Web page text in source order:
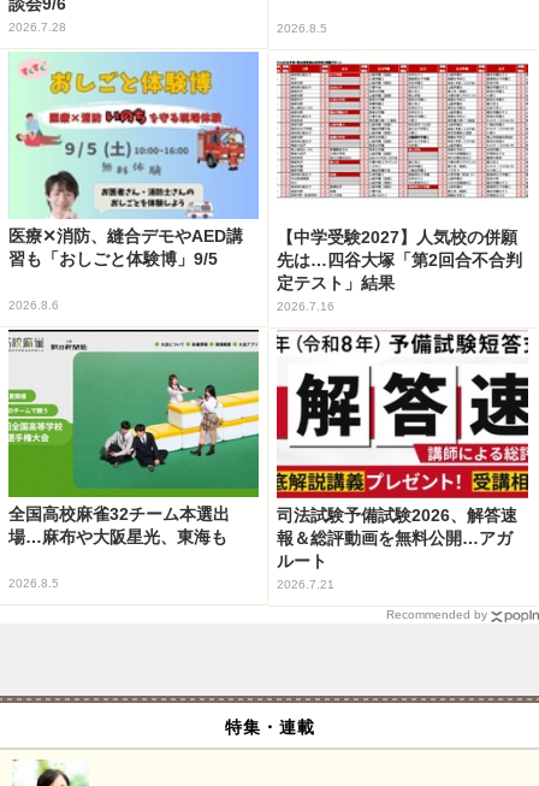
2026.7.28 2026.8.5
医療✕消防、縫合デモやAED講
習も「おしごと体験博」9/5
2026.8.6
【中学受験2027】人気校の併願
先は…四谷大塚「第2回合不合判
定テスト」結果
2026.7.16
全国高校麻雀32チーム本選出
場…麻布や大阪星光、東海も
2026.8.5
司法試験予備試験2026、解答速
報＆総評動画を無料公開…アガ
ルート
2026.7.21
Recommended by
特集・連載